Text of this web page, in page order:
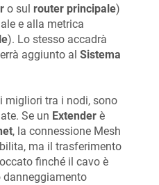
o sul router principale)
e alla metrica
). Lo stesso accadrà
aggiunto al Sistema
migliori tra i nodi, sono
Se un Extender è
, la connessione Mesh
ma il trasferimento
finché il cavo è
danneggiamento